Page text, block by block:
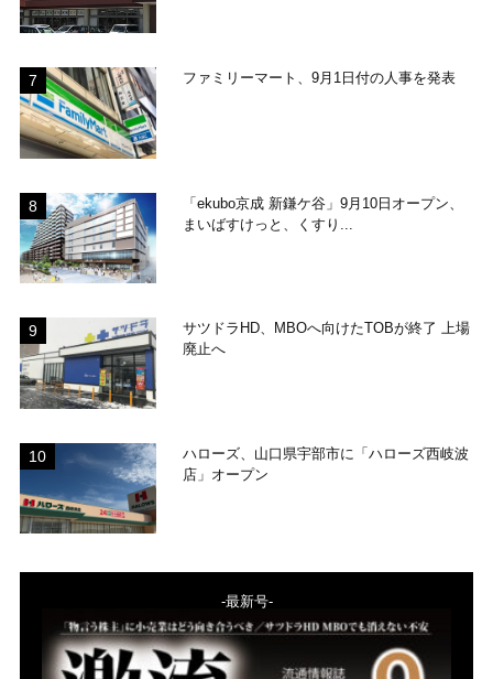
ファミリーマート、9月1日付の人事を発表
「ekubo京成 新鎌ケ谷」9月10日オープン、
まいばすけっと、くすり...
サツドラHD、MBOへ向けたTOBが終了 上場
廃止へ
ハローズ、山口県宇部市に「ハローズ西岐波
店」オープン
-最新号-